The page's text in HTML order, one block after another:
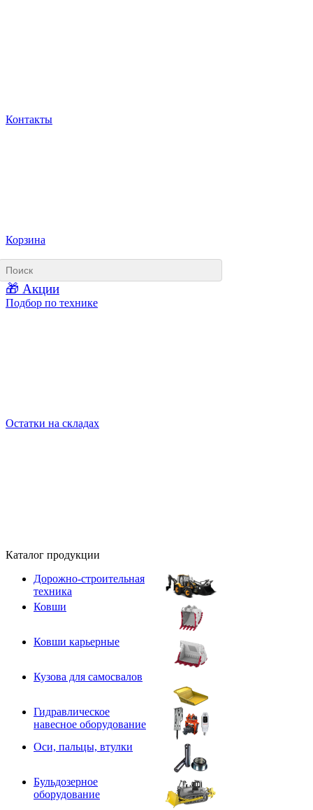
Контакты
Корзина
🎁 Акции
Подбор по технике
Остатки на складах
Каталог продукции
Дорожно-строительная
техника
Ковши
Ковши карьерные
Кузова для самосвалов
Гидравлическое
навесное оборудование
Оси, пальцы, втулки
Бульдозерное
оборудование